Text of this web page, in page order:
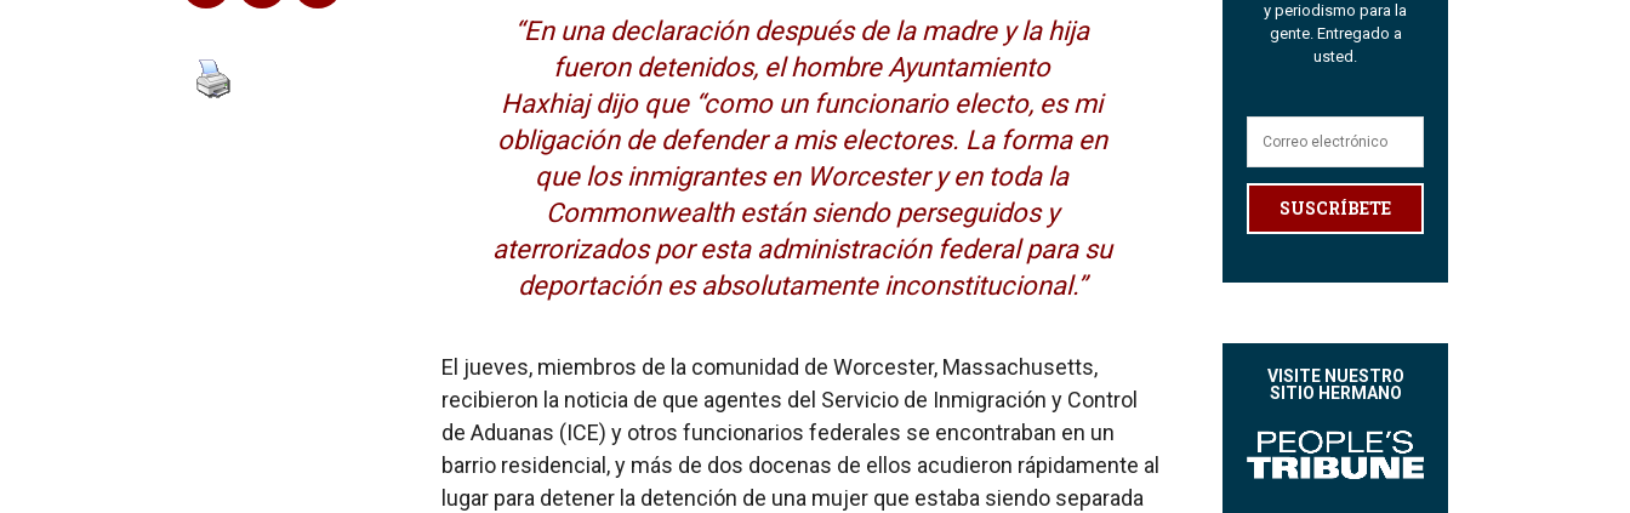
“En una declaración después de la madre y la hija
fueron detenidos, el hombre Ayuntamiento
Haxhiajdijoque “como un funcionario electo, es mi
obligación de defender a mis electores. La forma en
que los inmigrantes en Worcester y en toda la
Commonwealth están siendo perseguidos y
aterrorizados por esta administración federal para su
deportación es absolutamente inconstitucional.”
El jueves, miembros de la comunidad de Worcester, Massachusetts,
recibieron la noticia de que agentes del Servicio de Inmigración y Control
de Aduanas (ICE) y otros funcionarios federales se encontraban en un
barrio residencial, y más de dos docenas de ellos acudieron rápidamente al
lugar para detener la detención de una mujer que estaba siendo separada
y periodismo para la
gente. Entregado a
usted.
SUSCRÍBETE
VISITE NUESTRO
SITIO HERMANO